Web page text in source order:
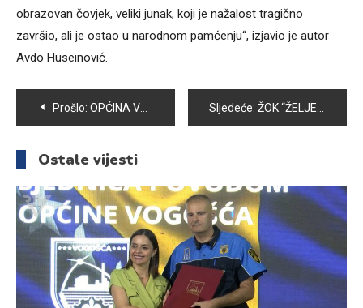
obrazovan čovjek, veliki junak, koji je nažalost tragično
završio, ali je ostao u narodnom pamćenju“, izjavio je autor
Avdo Huseinović.
Navigacija
članaka
Prošlo: OPĆINA VOGOŠĆA OBJAVILA KONKURS ZA STIPENDIRANJE UČENIKA I STUDENATA U TEKUĆOJ ŠKOLSKOJ/AKADEMSKOJ GODINI Sljedeće: ŽOK “ŽELJEZARA” IZ ZENICE POBJEDNIK ODBOJKAŠKOG TURNIRA “VOGOŠĆA 2022”
Ostale vijesti